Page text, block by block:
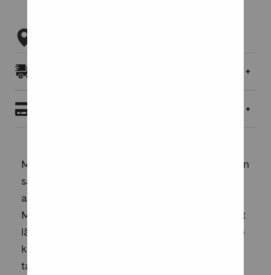
Maamme 1960- ja 70-luvun asuinkerrostalojen
saneeraus on jatkunut vilkkaana 2000-luvun
alusta lähtien ja jatkuu vielä tulevaisuudessa.
Myös 1980-luvulla rakennetut kerrostalot ovat
lähitulevaisuudessa vuorossa. Saneeraustarve
koskee erityisesti ulkovaippaa sekä
taloteknisiä järjestelmiä (vesi-, v...